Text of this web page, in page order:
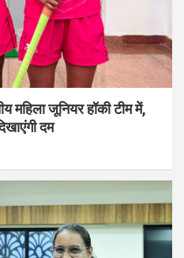
महिला जूनियर हॉकी टीम में,
दम